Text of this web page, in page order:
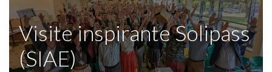
Visite inspirante Solipass
(SIAE)